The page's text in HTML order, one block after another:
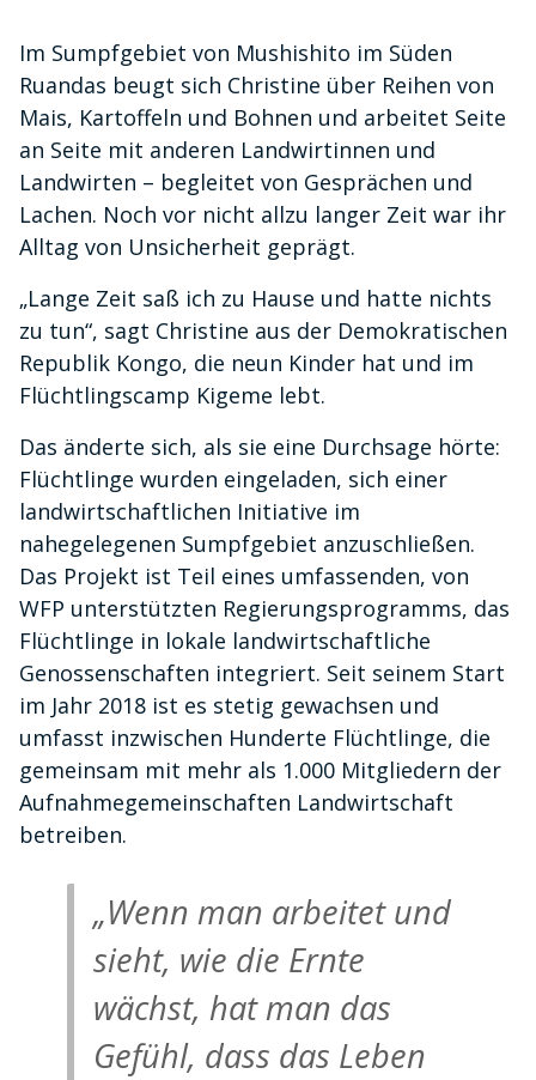
Im Sumpfgebiet von Mushishito im Süden
Ruandas beugt sich Christine über Reihen von
Mais, Kartoffeln und Bohnen und arbeitet Seite
an Seite mit anderen Landwirtinnen und
Landwirten – begleitet von Gesprächen und
Lachen. Noch vor nicht allzu langer Zeit war ihr
Alltag von Unsicherheit geprägt.
„Lange Zeit saß ich zu Hause und hatte nichts
zu tun“, sagt Christine aus der Demokratischen
Republik Kongo, die neun Kinder hat und im
Flüchtlingscamp Kigeme lebt.
Das änderte sich, als sie eine Durchsage hörte:
Flüchtlinge wurden eingeladen, sich einer
landwirtschaftlichen Initiative im
nahegelegenen Sumpfgebiet anzuschließen.
Das Projekt ist Teil eines umfassenden, von
WFP unterstützten Regierungsprogramms, das
Flüchtlinge in lokale landwirtschaftliche
Genossenschaften integriert. Seit seinem Start
im Jahr 2018 ist es stetig gewachsen und
umfasst inzwischen Hunderte Flüchtlinge, die
gemeinsam mit mehr als 1.000 Mitgliedern der
Aufnahmegemeinschaften Landwirtschaft
betreiben.
„Wenn man arbeitet und
sieht, wie die Ernte
wächst, hat man das
Gefühl, dass das Leben